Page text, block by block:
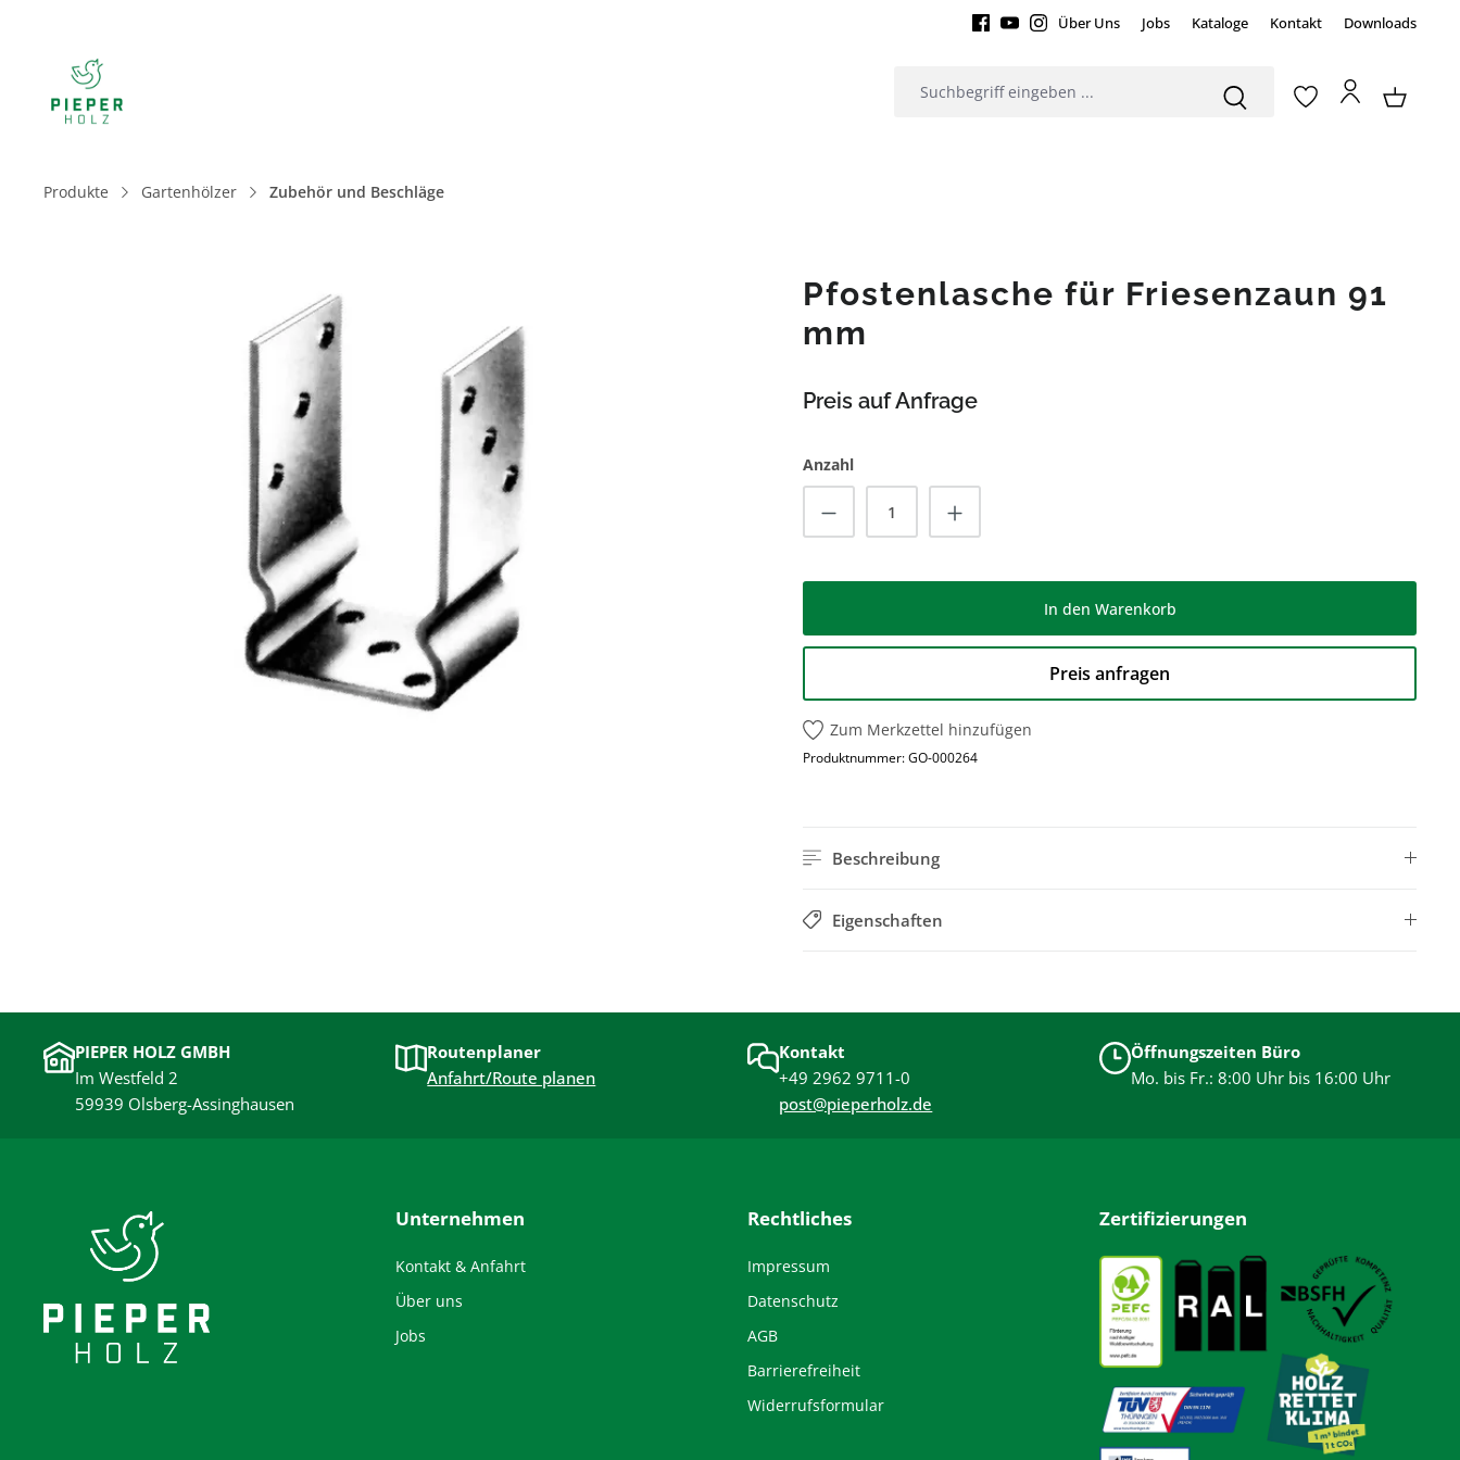
Über Uns Jobs Kataloge Kontakt Downloads
Produkte Gartenhölzer Zubehör und Beschläge
Pfostenlasche für Friesenzaun 91
mm
Preis auf Anfrage
Anzahl
Produkt Anzahl: Gib den gewünschten Wert ein
In den Warenkorb
Preis anfragen
Zum Merkzettel hinzufügen
Produktnummer:GO-000264
Beschreibung
Eigenschaften
PIEPER HOLZ GMBH
Im Westfeld 2
59939 Olsberg-Assinghausen
Routenplaner
Anfahrt/Route planen
Kontakt
+49 2962 9711-0
post@pieperholz.de
Öffnungszeiten Büro
Mo. bis Fr.: 8:00 Uhr bis 16:00 Uhr
Unternehmen
Kontakt & Anfahrt
Über uns
Jobs
Rechtliches
Impressum
Datenschutz
AGB
Barrierefreiheit
Widerrufsformular
Zertifizierungen